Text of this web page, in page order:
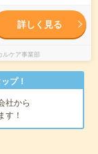
詳しく見る
ケア事業部
プ！
社から
す！